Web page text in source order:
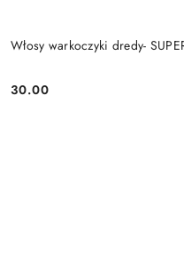
Włosy warkoczyki dredy-
Cena:
30.00